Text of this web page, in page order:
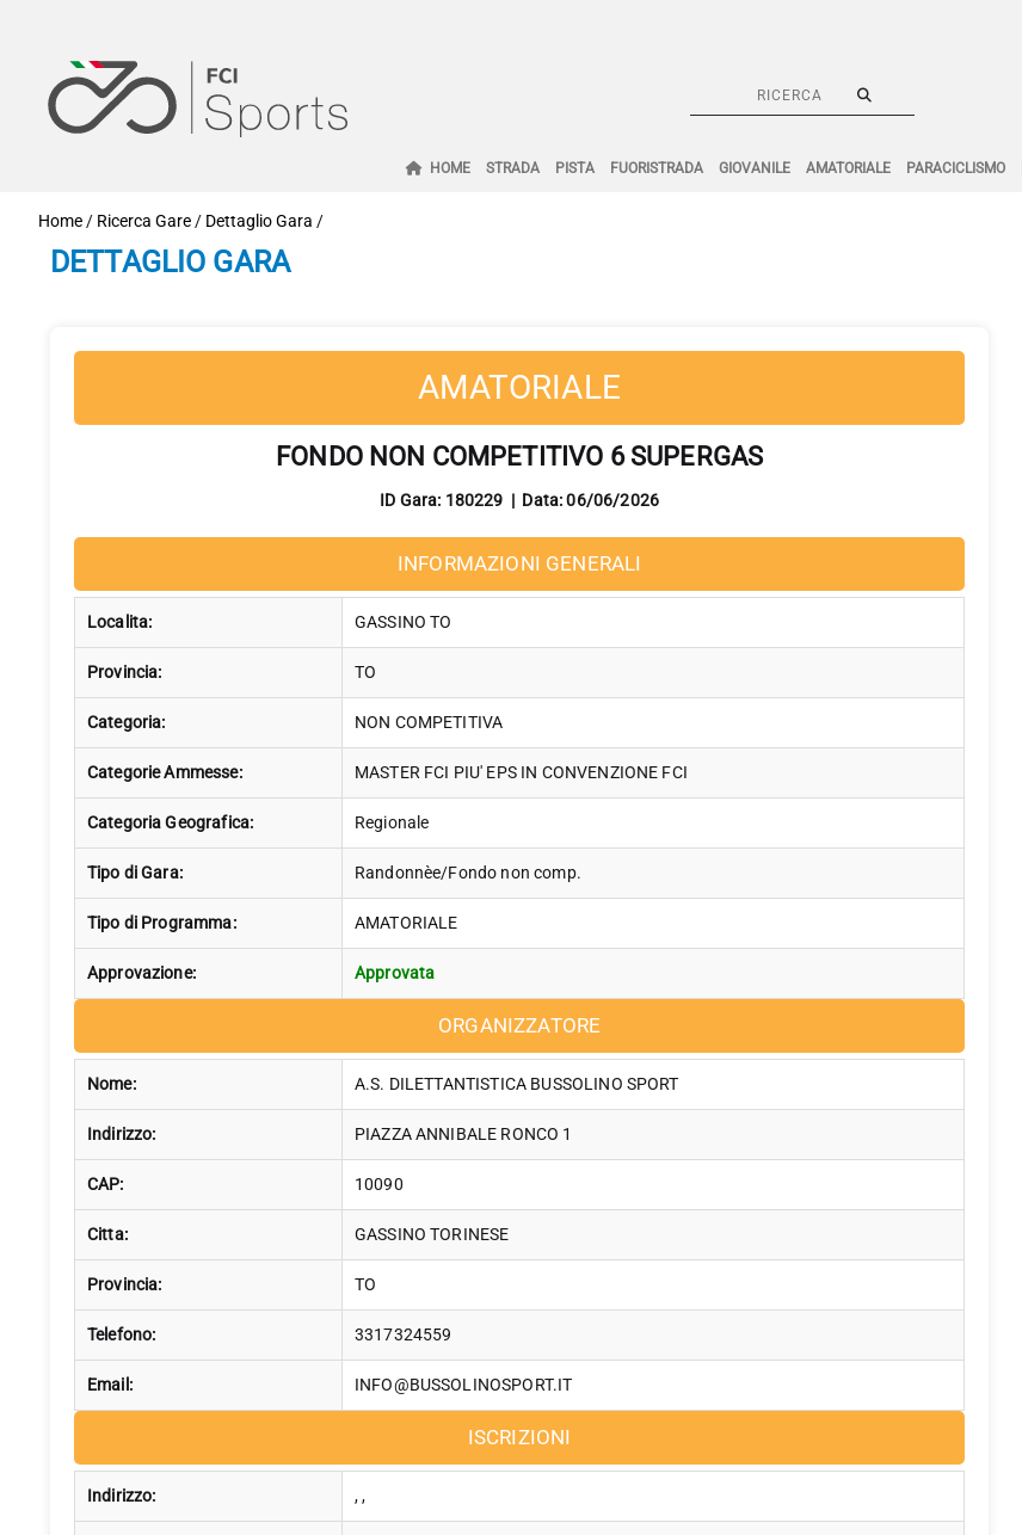
HOME STRADA PISTA FUORISTRADA GIOVANILE AMATORIALE PARACICLISMO
Home/ Ricerca Gare/ Dettaglio Gara /
DETTAGLIO GARA
AMATORIALE
FONDO NON COMPETITIVO 6 SUPERGAS
ID Gara: 180229 | Data: 06/06/2026
INFORMAZIONI GENERALI
Localita: GASSINO TO
Provincia: TO
Categoria: NON COMPETITIVA
Categorie Ammesse: MASTER FCI PIU' EPS IN CONVENZIONE FCI
Categoria Geografica: Regionale
Tipo di Gara: Randonnèe/Fondo non comp.
Tipo di Programma: AMATORIALE
Approvazione: Approvata
ORGANIZZATORE
Nome: A.S. DILETTANTISTICA BUSSOLINO SPORT
Indirizzo: PIAZZA ANNIBALE RONCO 1
CAP: 10090
Citta: GASSINO TORINESE
Provincia: TO
Telefono: 3317324559
Email: INFO@BUSSOLINOSPORT.IT
ISCRIZIONI
Indirizzo: , ,